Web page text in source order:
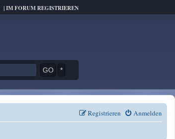
|IM FORUM REGISTRIEREN
*
Anmelden
Registrieren